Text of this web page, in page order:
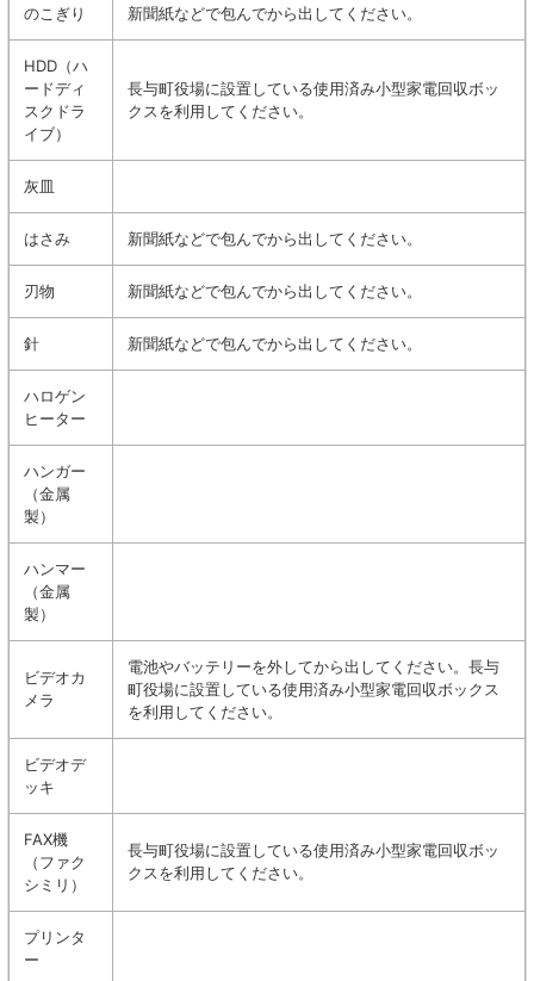
のこぎり 新聞紙などで包んでから出してください。
HDD（ハ
ードディ
スクドラ
イブ）
長与町役場に設置している使用済み小型家電回収ボッ
クスを利用してください。
灰皿
はさみ 新聞紙などで包んでから出してください。
刃物 新聞紙などで包んでから出してください。
針 新聞紙などで包んでから出してください。
ハロゲン
ヒーター
ハンガー
（金属
製）
ハンマー
（金属
製）
ビデオカ
メラ
電池やバッテリーを外してから出してください。長与
町役場に設置している使用済み小型家電回収ボックス
を利用してください。
ビデオデ
ッキ
FAX機
（ファク
シミリ）
長与町役場に設置している使用済み小型家電回収ボッ
クスを利用してください。
プリンタ
ー